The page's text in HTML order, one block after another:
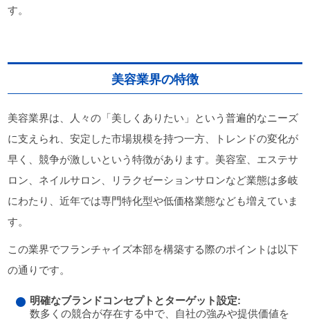
す。
美容業界の特徴
美容業界は、人々の「美しくありたい」という普遍的なニーズ
に支えられ、安定した市場規模を持つ一方、トレンドの変化が
早く、競争が激しいという特徴があります。美容室、エステサ
ロン、ネイルサロン、リラクゼーションサロンなど業態は多岐
にわたり、近年では専門特化型や低価格業態なども増えていま
す。
この業界でフランチャイズ本部を構築する際のポイントは以下
の通りです。
明確なブランドコンセプトとターゲット設定:
数多くの競合が存在する中で、自社の強みや提供価値を